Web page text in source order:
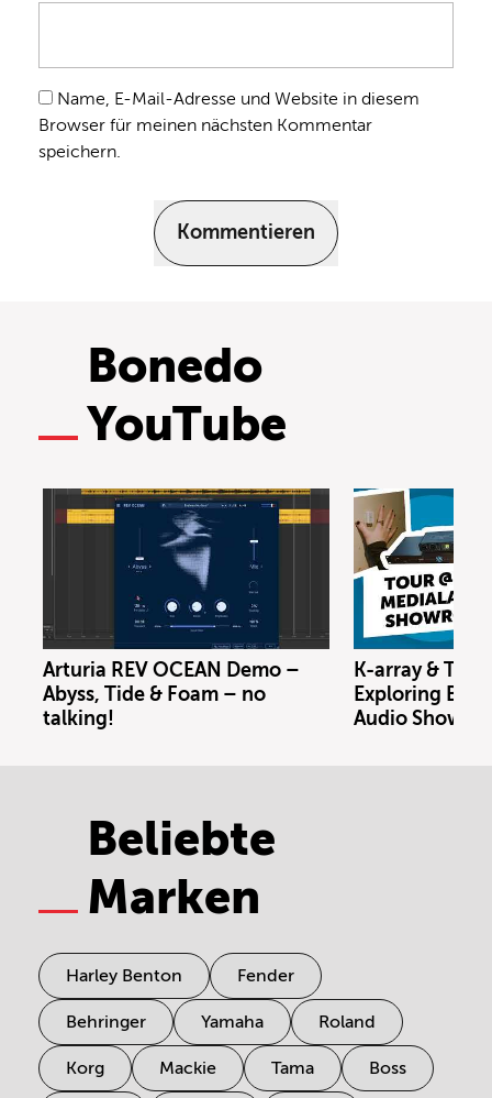
Name, E-Mail-Adresse und Website in diesem
Browser für meinen nächsten Kommentar
speichern.
Kommentieren
Bonedo
YouTube
Arturia REV OCEAN Demo –
Abyss, Tide & Foam – no
talking!
K-array &
Exploring
Audio
Beliebte
Marken
Harley Benton Fender
Behringer Yamaha Roland
Korg Mackie Tama Boss